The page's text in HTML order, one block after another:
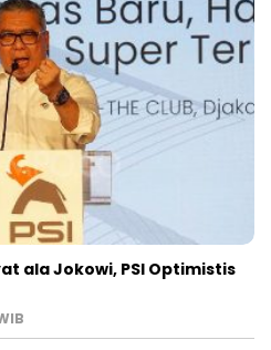
ala Jokowi, PSI Optimistis